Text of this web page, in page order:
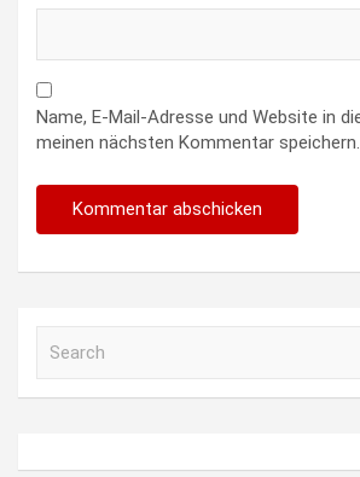
Name, E-Mail-Adresse und Website in
meinen nächsten Kommentar speichern.
h